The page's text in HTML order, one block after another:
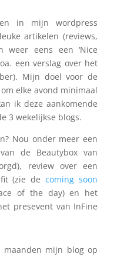
in mijn wordpress
artikelen (reviews,
weer eens een ‘Nice
een verslag over het
Mijn doel voor de
elke avond minimaal
ik deze aankomende
3 wekelijkse blogs.
Nou onder meer een
de Beautybox van
review over een
(zie decoming soon
of the day) en het
presevent van InFine
maanden mijn blog op